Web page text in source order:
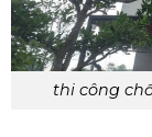
thi công